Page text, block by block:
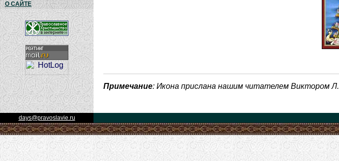
О САЙТЕ
Примечание: Икона прислана нашим читателем Виктором Л.
days@pravoslavie.ru